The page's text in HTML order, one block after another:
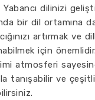
Yabancı dilinizi
bir dil ortamına
artırmak ve
için
atmosferi
tanışabilir ve